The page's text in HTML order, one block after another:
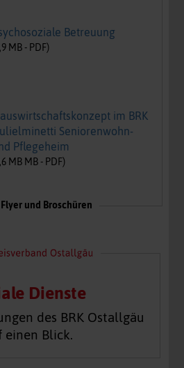
Betreuung
MB - PDF)
im BRK
Seniorenwohn-
Pflegeheim
MB MB - PDF)
und Broschüren
Dienste
des BRK Ostallgäu
einen Blick.